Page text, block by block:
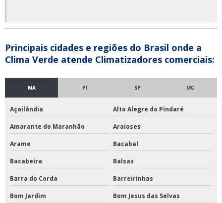
Principais cidades e regiões do Brasil onde a
Clima Verde atende Climatizadores comerciais:
MA PI SP MG
Açailândia Alto Alegre do Pindaré
Amarante do Maranhão Araioses
Arame Bacabal
Bacabeira Balsas
Barra do Corda Barreirinhas
Bom Jardim Bom Jesus das Selvas